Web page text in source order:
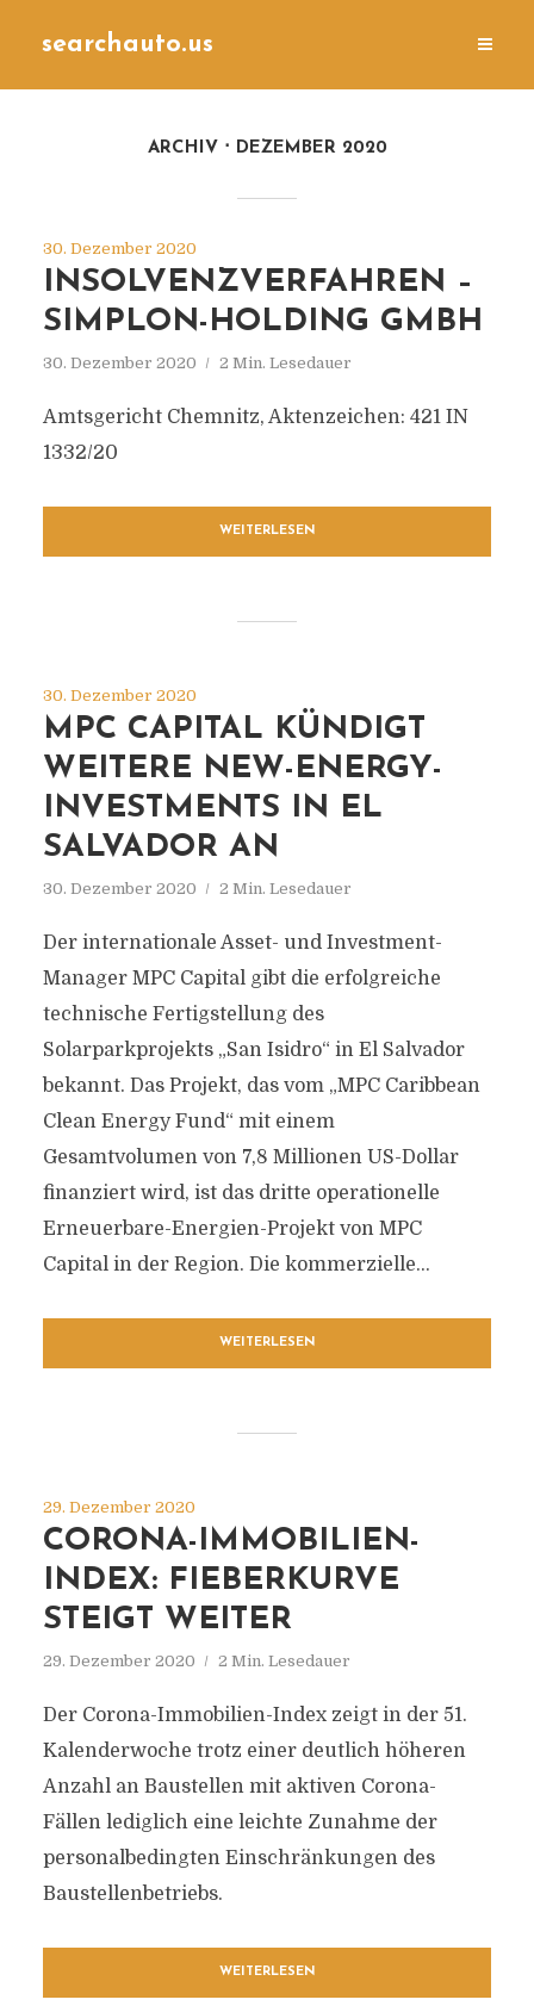
searchauto.us
ARCHIV DEZEMBER 2020
30. Dezember 2020
INSOLVENZVERFAHREN –
SIMPLON-HOLDING GMBH
30. Dezember 2020 2 Min. Lesedauer
Amtsgericht Chemnitz, Aktenzeichen: 421 IN
1332/20
WEITERLESEN
30. Dezember 2020
MPC CAPITAL KÜNDIGT
WEITERE NEW-ENERGY-
INVESTMENTS IN EL
SALVADOR AN
30. Dezember 2020 2 Min. Lesedauer
Der internationale Asset- und Investment-
Manager MPC Capital gibt die erfolgreiche
technische Fertigstellung des
Solarparkprojekts „San Isidro“ in El Salvador
bekannt. Das Projekt, das vom „MPC Caribbean
Clean Energy Fund“ mit einem
Gesamtvolumen von 7,8 Millionen US-Dollar
finanziert wird, ist das dritte operationelle
Erneuerbare-Energien-Projekt von MPC
Capital in der Region. Die kommerzielle...
WEITERLESEN
29. Dezember 2020
CORONA-IMMOBILIEN-
INDEX: FIEBERKURVE
STEIGT WEITER
29. Dezember 2020 2 Min. Lesedauer
Der Corona-Immobilien-Index zeigt in der 51.
Kalenderwoche trotz einer deutlich höheren
Anzahl an Baustellen mit aktiven Corona-
Fällen lediglich eine leichte Zunahme der
personalbedingten Einschränkungen des
Baustellenbetriebs.
WEITERLESEN